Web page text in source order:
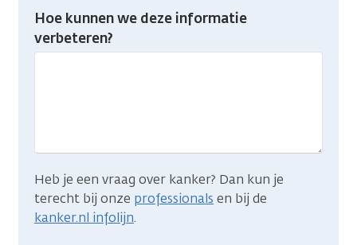
Heb
gevonden
Hoe kunnen we deze informatie
verbeteren?
Heb je een vraag over kanker? Dan kun je
terecht bij onze professionals en bij de
kanker.nl infolijn.